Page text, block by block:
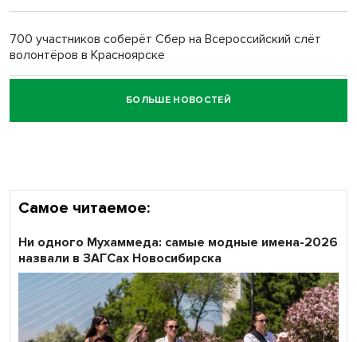
700 участников соберёт Сбер на Всероссийский слёт
волонтёров в Красноярске
Честный выбор: видеонаблюдение обеспечит
объективность результатов ЕДГ в Новосибирской
БОЛЬШЕ НОВОСТЕЙ
Самое читаемое:
Ни одного Мухаммеда: самые модные имена-2026
назвали в ЗАГСах Новосибирска